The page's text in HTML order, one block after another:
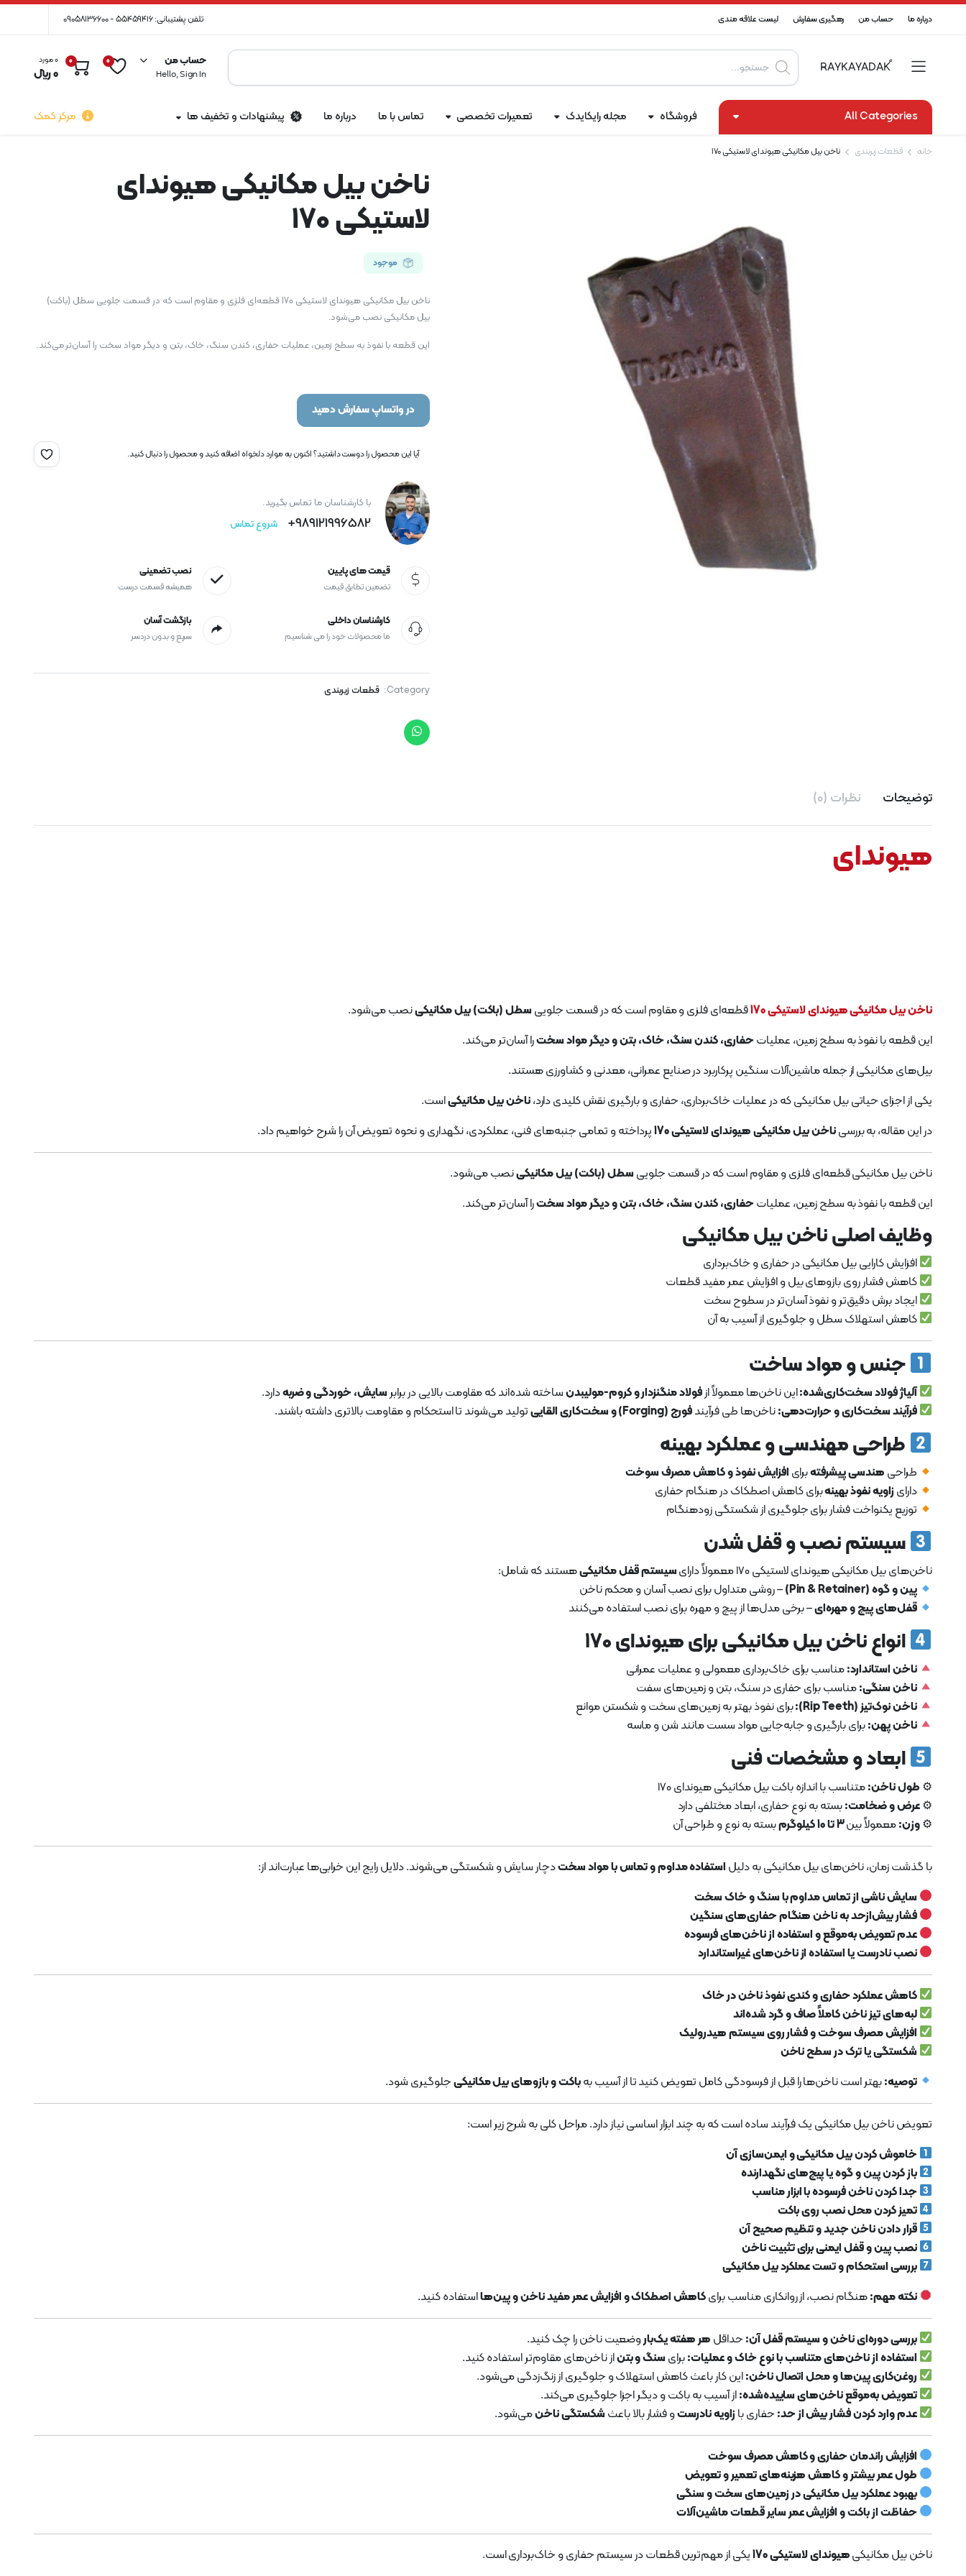
درباره ما حساب من رهگیری سفارش لیست علاقه مندی تلفن پشتیبانی: 55459416 - 09058136600
Products
search
حساب من
Hello, Sign In
0
0 0 مورد
0﷼
All Categories فروشگاه مجله رایکایدک تعمیرات تخصصی تماس با ما درباره ما پیشنهادات و تخفیف ها مرکز کمک
خانه قطعات زیربندی ناخن بیل مکانیکی هیوندای لاستیکی 170
ناخن بیل مکانیکی هیوندای
لاستیکی 170
موجود
ناخن بیل مکانیکی هیوندای لاستیکی 170 قطعه‌ای فلزی و مقاوم است که در قسمت جلویی سطل (باکت)
بیل مکانیکی نصب می‌شود.
این قطعه با نفوذ به سطح زمین، عملیات حفاری، کندن سنگ، خاک، بتن و دیگر مواد سخت را آسان‌تر می‌کند.
در واتساپ سفارش دهید
آیا این محصول را دوست داشتید؟ اکنون به موارد دلخواه اضافه کنید و محصول را دنبال کنید.
با کارشناسان ما تماس بگیرید.
989121996582+ شروع تماس
قیمت های پایین
تضمین تطابق قیمت
نصب تضمینی
همیشه قسمت درست
کارشناسان داخلی
ما محصولات خود را می شناسیم
بازگشت آسان
سریع و بدون دردسر
Category: قطعات زیربندی
توضیحات نظرات (0)
هیوندای
ناخن بیل مکانیکی هیوندای لاستیکی 170 قطعه‌ای فلزی و مقاوم است که در قسمت جلویی سطل (باکت) بیل مکانیکینصب می‌شود.
این قطعه با نفوذ به سطح زمین، عملیات حفاری، کندن سنگ، خاک، بتن و دیگر مواد سخترا آسان‌تر می‌کند.
بیل‌های مکانیکی از جمله ماشین‌آلات سنگین پرکاربرد در صنایع عمرانی، معدنی و کشاورزی هستند.
یکی از اجزای حیاتی بیل مکانیکی که در عملیات خاک‌برداری، حفاری و بارگیری نقش کلیدی دارد،ناخن بیل مکانیکیاست.
در این مقاله، به بررسیناخن بیل مکانیکی هیوندای لاستیکی 170 پرداخته و تمامی جنبه‌های فنی، عملکردی، نگهداری و نحوه تعویض آن را شرح خواهیم داد.
ناخن بیل مکانیکی قطعه‌ای فلزی و مقاوم است که در قسمت جلویی سطل (باکت) بیل مکانیکینصب می‌شود.
این قطعه با نفوذ به سطح زمین، عملیات حفاری، کندن سنگ، خاک، بتن و دیگر مواد سخترا آسان‌تر می‌کند.
وظایف اصلی ناخن بیل مکانیکی
افزایش کارایی بیل مکانیکی در حفاری و خاک‌برداری
کاهش فشار روی بازوهای بیل و افزایش عمر مفید قطعات
ایجاد برش دقیق‌تر و نفوذ آسان‌تر در سطوح سخت
کاهش استهلاک سطل و جلوگیری از آسیب به آن
جنس و مواد ساخت
آلیاژ فولاد سخت‌کاری‌شده:این ناخن‌ها معمولاً ازفولاد منگنزدار و کروم-مولیبدنساخته شده‌اند که مقاومت بالایی در برابرسایش، خوردگی و ضربهدارد.
فرآیند سخت‌کاری و حرارت‌دهی:ناخن‌ها طی فرآیندفورج (Forging) و سخت‌کاری القایی تولید می‌شوند تا استحکام و مقاومت بالاتری داشته باشند.
طراحی مهندسی و عملکرد بهینه
طراحی هندسی پیشرفتهبرای افزایش نفوذ و کاهش مصرف سوخت
دارای زاویه نفوذ بهینهبرای کاهش اصطکاک در هنگام حفاری
توزیع یکنواخت فشار برای جلوگیری از شکستگی زودهنگام
سیستم نصب و قفل شدن
ناخن‌های بیل مکانیکی هیوندای لاستیکی 170 معمولاً دارای سیستم قفل مکانیکیهستند که شامل:
پین و گوه (Pin & Retainer)
– روشی متداول برای نصب آسان و محکم ناخن
قفل‌های پیچ و مهره‌ای– برخی مدل‌ها از پیچ و مهره برای نصب استفاده می‌کنند
انواع ناخن بیل مکانیکی برای هیوندای 170
ناخن استاندارد:مناسب برای خاک‌برداری معمولی و عملیات عمرانی
ناخن سنگی:مناسب برای حفاری در سنگ، بتن و زمین‌های سفت
ناخن نوک‌تیز (Rip Teeth):
برای نفوذ بهتر به زمین‌های سخت و شکستن موانع
ناخن پهن:برای بارگیری و جابه‌جایی مواد سست مانند شن و ماسه
ابعاد و مشخصات فنی
⚙ طول ناخن:متناسب با اندازه باکت بیل مکانیکی هیوندای 170
⚙عرض و ضخامت:بسته به نوع حفاری، ابعاد مختلفی دارد
⚙وزن:معمولاً بین3 تا 10 کیلوگرم بسته به نوع و طراحی آن
با گذشت زمان، ناخن‌های بیل مکانیکی به دلیل استفاده مداوم و تماس با مواد سختدچار سایش و شکستگی می‌شوند. دلایل رایج این خرابی‌ها عبارت‌اند از:
سایش ناشی از تماس مداوم با سنگ و خاک سخت
فشار بیش‌ازحد به ناخن هنگام حفاری‌های سنگین
عدم تعویض به‌موقع و استفاده از ناخن‌های فرسوده
نصب نادرست یا استفاده از ناخن‌های غیراستاندارد
کاهش عملکرد حفاری و کندی نفوذ ناخن در خاک
لبه‌های تیز ناخن کاملاً صاف و گرد شده‌اند
افزایش مصرف سوخت و فشار روی سیستم هیدرولیک
شکستگی یا ترک در سطح ناخن
توصیه:بهتر است ناخن‌ها را قبل از فرسودگی کامل تعویض کنید تا از آسیب بهباکت و بازوهای بیل مکانیکیجلوگیری شود.
تعویض ناخن بیل مکانیکی یک فرآیند ساده است که به چند ابزار اساسی نیاز دارد. مراحل کلی به شرح زیر است:
خاموش کردن بیل مکانیکی و ایمن‌سازی آن
باز کردن پین و گوه یا پیچ‌های نگهدارنده
جدا کردن ناخن فرسوده با ابزار مناسب
تمیز کردن محل نصب روی باکت
قرار دادن ناخن جدید و تنظیم صحیح آن
نصب پین و قفل ایمنی برای تثبیت ناخن
بررسی استحکام و تست عملکرد بیل مکانیکی
نکته مهم:هنگام نصب، از روانکاری مناسب برایکاهش اصطکاک و افزایش عمر مفید ناخن و پین‌هااستفاده کنید.
بررسی دوره‌ای ناخن و سیستم قفل آن:حداقل هر هفته یک‌باروضعیت ناخن را چک کنید.
استفاده از ناخن‌های متناسب با نوع خاک و عملیات:برای سنگ و بتناز ناخن‌های مقاوم‌تر استفاده کنید.
روغن‌کاری پین‌ها و محل اتصال ناخن:این کار باعث کاهش استهلاک و جلوگیری از زنگ‌زدگی می‌شود.
تعویض به‌موقع ناخن‌های ساییده‌شده:از آسیب به باکت و دیگر اجزا جلوگیری می‌کند.
عدم وارد کردن فشار بیش از حد:حفاری با زاویه نادرستو فشار بالا باعث شکستگی ناخنمی‌شود.
افزایش راندمان حفاری و کاهش مصرف سوخت
طول عمر بیشتر و کاهش هزینه‌های تعمیر و تعویض
بهبود عملکرد بیل مکانیکی در زمین‌های سخت و سنگی
حفاظت از باکت و افزایش عمر سایر قطعات ماشین‌آلات
ناخن بیل مکانیکیهیوندای لاستیکی 170 یکی از مهم‌ترین قطعات در سیستم حفاری و خاک‌برداری است.